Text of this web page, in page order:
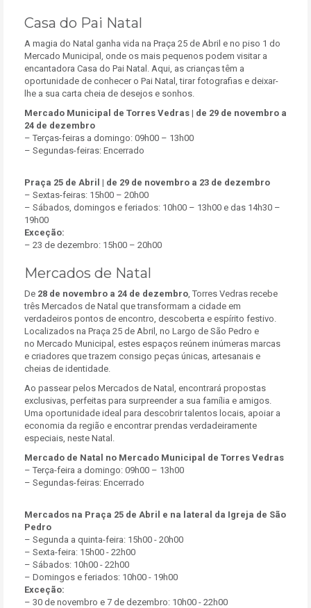
Casa do Pai Natal
A magia do Natal ganha vida na Praça 25 de Abril e no piso 1 do
Mercado Municipal, onde os mais pequenos podem visitar a
encantadora Casa do Pai Natal. Aqui, as crianças têm a
oportunidade de conhecer o Pai Natal, tirar fotografias e deixar-
lhe a sua carta cheia de desejos e sonhos.
Mercado Municipal de Torres Vedras | de 29 de novembro a
24 de dezembro
– Terças-feiras a domingo: 09h00 – 13h00
– Segundas-feiras: Encerrado
Praça 25 de Abril | de 29 de novembro a 23 de dezembro
– Sextas-feiras: 15h00 – 20h00
– Sábados, domingos e feriados: 10h00 – 13h00 e das 14h30 –
19h00
Exceção:
– 23 de dezembro: 15h00 – 20h00
Mercados de Natal
De 28 de novembro a 24 de dezembro, Torres Vedras recebe
três Mercados de Natal que transformam a cidade em
verdadeiros pontos de encontro, descoberta e espírito festivo.
Localizados na Praça 25 de Abril, no Largo de São Pedro e
no Mercado Municipal, estes espaços reúnem inúmeras marcas
e criadores que trazem consigo peças únicas, artesanais e
cheias de identidade.
Ao passear pelos Mercados de Natal, encontrará propostas
exclusivas, perfeitas para surpreender a sua família e amigos.
Uma oportunidade ideal para descobrir talentos locais, apoiar a
economia da região e encontrar prendas verdadeiramente
especiais, neste Natal.
Mercado de Natal no Mercado Municipal de Torres Vedras
– Terça-feira a domingo: 09h00 – 13h00
– Segundas-feiras: Encerrado
Mercados na Praça 25 de Abril e na lateral da Igreja de São
Pedro
– Segunda a quinta-feira: 15h00 - 20h00
– Sexta-feira: 15h00 - 22h00
– Sábados: 10h00 - 22h00
– Domingos e feriados: 10h00 - 19h00
Exceção:
– 30 de novembro e 7 de dezembro: 10h00 - 22h00